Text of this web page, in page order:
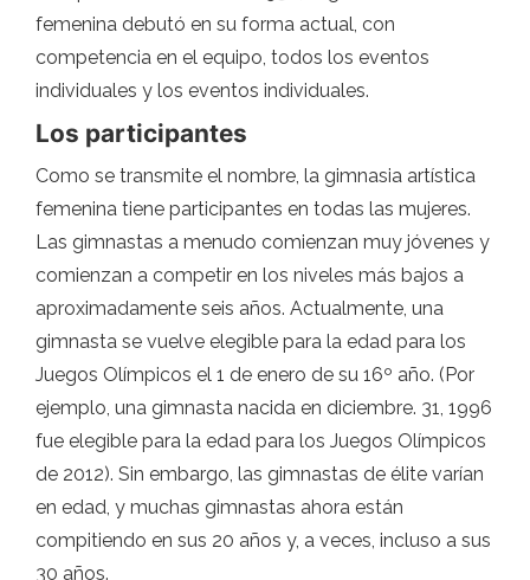
femenina debutó en su forma actual, con
competencia en el equipo, todos los eventos
individuales y los eventos individuales.
Los participantes
Como se transmite el nombre, la gimnasia artística
femenina tiene participantes en todas las mujeres.
Las gimnastas a menudo comienzan muy jóvenes y
comienzan a competir en los niveles más bajos a
aproximadamente seis años. Actualmente, una
gimnasta se vuelve elegible para la edad para los
Juegos Olímpicos el 1 de enero de su 16º año. (Por
ejemplo, una gimnasta nacida en diciembre. 31, 1996
fue elegible para la edad para los Juegos Olímpicos
de 2012). Sin embargo, las gimnastas de élite varían
en edad, y muchas gimnastas ahora están
compitiendo en sus 20 años y, a veces, incluso a sus
30 años.